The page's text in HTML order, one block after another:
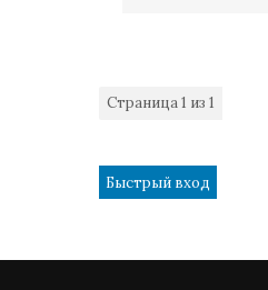
Страница1 из 1